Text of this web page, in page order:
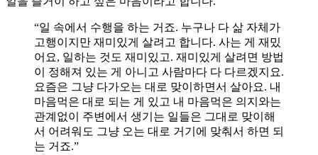
“일 속에서 수행을 하는 거죠. 누구나 다 삶 자체가
고행이지만 재미있게 살려고 합니다. 사는 게 재밌
어요, 일하는 것도 재미있고. 재미있게 살려면 방법
이 정해져 있는 게 아니고 사람마다 다 다르겠지요.
요즘은 그냥 다가오는 대로 맞이하면서 살아요. 내
마음먹은 대로 되는 게 있고 내 마음먹은 의지와는
관계없이 주변에서 생기는 일들은 그대로 맞이해
서 어려워도 그냥 오는 대로 거기에 맞춰서 하면 되
는 거죠.”